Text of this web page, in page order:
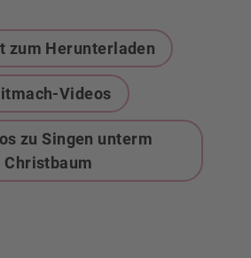
zum Herunterladen
Videos
zu Singen unterm
Christbaum